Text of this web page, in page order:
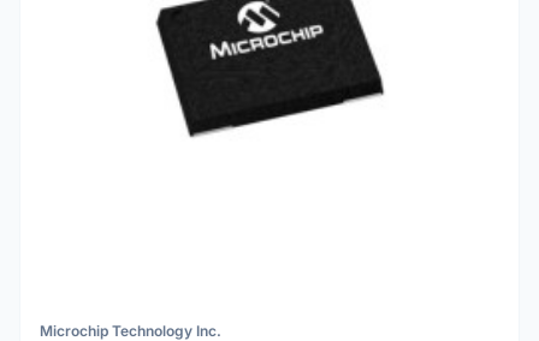
Microchip Technology Inc.